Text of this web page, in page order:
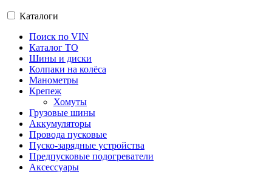
Каталоги
Поиск по VIN
Каталог ТО
Шины и диски
Колпаки на колёса
Манометры
Крепеж
Хомуты
Грузовые шины
Аккумуляторы
Провода пусковые
Пуско-зарядные устройства
Предпусковые подогреватели
Аксессуары